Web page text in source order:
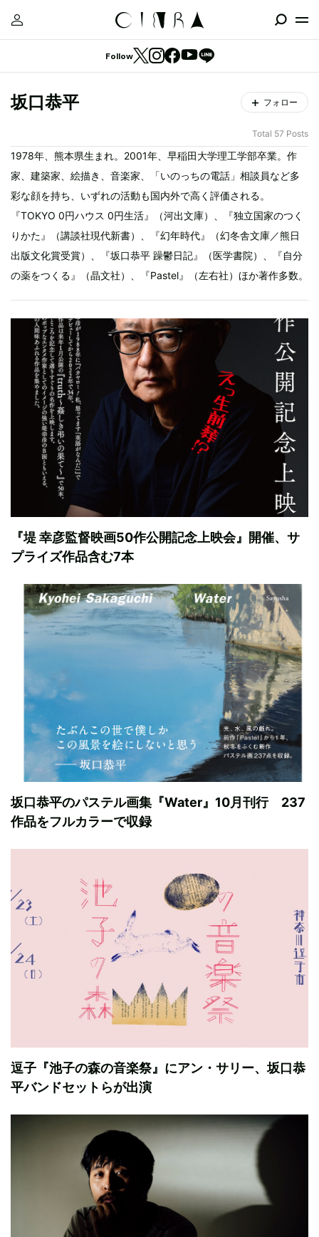
Follow
坂口恭平 フォロー
Total 57 Posts
1978年、熊本県生まれ。2001年、早稲田大学理工学部卒業。作
家、建築家、絵描き、音楽家、「いのっちの電話」相談員など多
彩な顔を持ち、いずれの活動も国内外で高く評価される。
『TOKYO 0円ハウス 0円生活』（河出文庫）、『独立国家のつく
りかた』（講談社現代新書）、『幻年時代』（幻冬舎文庫／熊日
出版文化賞受賞）、『坂口恭平 躁鬱日記』（医学書院）、『自分
の薬をつくる』（晶文社）、『Pastel』（左右社）ほか著作多数。
『堤 幸彦監督映画50作公開記念上映会』開催、サ
プライズ作品含む7本
坂口恭平のパステル画集『Water』10月刊行 237
作品をフルカラーで収録
逗子『池子の森の音楽祭』にアン・サリー、坂口恭
平バンドセットらが出演